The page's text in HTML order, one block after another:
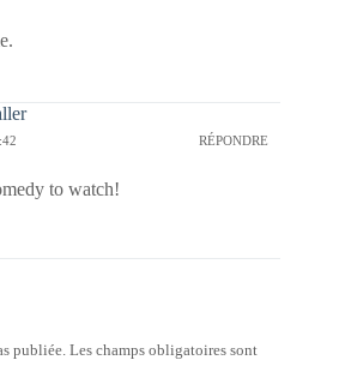
RÉPONDRE
to watch!
publiée. Les champs obligatoires sont